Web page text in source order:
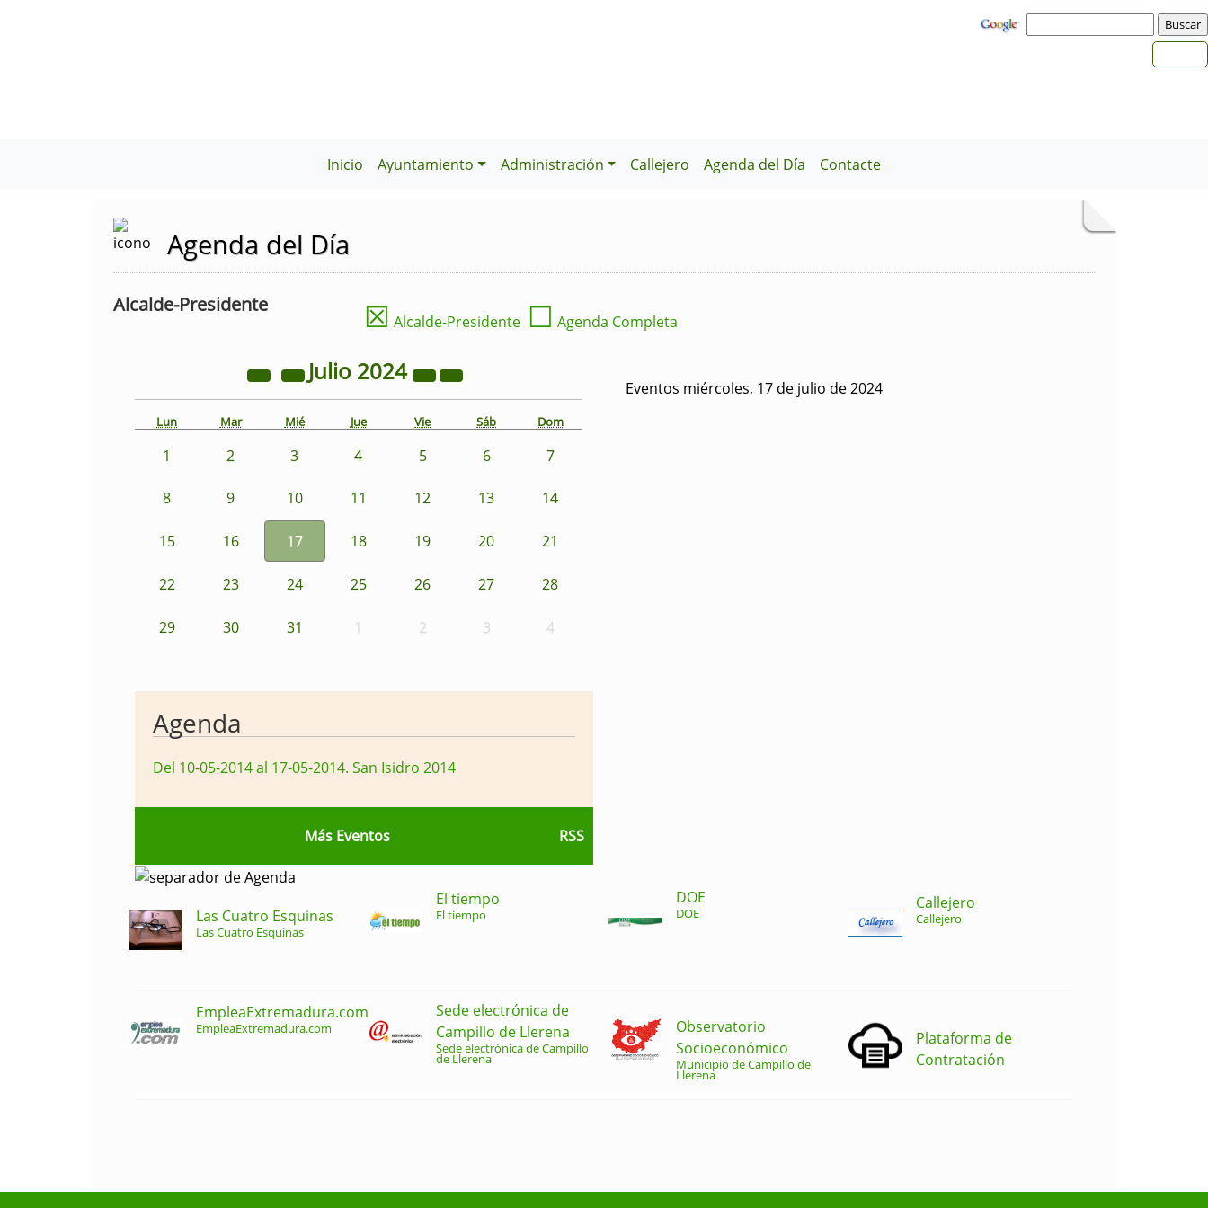
Inicio Ayuntamiento Administración Callejero Agenda del Día Contacte
Agenda del Día
Alcalde-Presidente ☒ Alcalde-Presidente ☐ Agenda Completa
Julio 2024
Lun Mar Mié Jue Vie Sáb Dom
1 2 3 4 5 6 7
8 9 10 11 12 13 14
15 16 17 18 19 20 21
22 23 24 25 26 27 28
29 30 31 1 2 3 4
Eventos miércoles, 17 de julio de 2024
Agenda
Del 10-05-2014 al 17-05-2014. San Isidro 2014
Más Eventos RSS
Las Cuatro Esquinas
Las Cuatro Esquinas
El tiempo
El tiempo
DOE
DOE
Callejero
Callejero
EmpleaExtremadura.com
EmpleaExtremadura.com
Sede electrónica de
Campillo de Llerena
Sede electrónica de Campillo
de Llerena
Observatorio
Socioeconómico
Municipio de Campillo de
Llerena
Plataforma de
Contratación